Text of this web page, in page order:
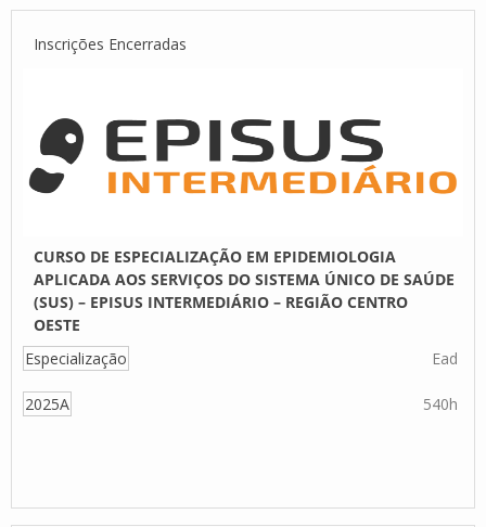
Inscrições Encerradas
CURSO DE ESPECIALIZAÇÃO EM EPIDEMIOLOGIA
APLICADA AOS SERVIÇOS DO SISTEMA ÚNICO DE SAÚDE
(SUS) – EPISUS INTERMEDIÁRIO – REGIÃO CENTRO
OESTE
Especialização
Ead
2025A 540h